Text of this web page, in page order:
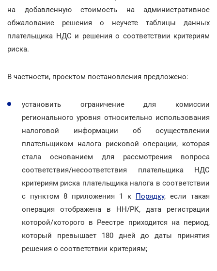
на добавленную стоимость на административное
обжалование решения о неучете таблицы данных
плательщика НДС и решения о соответствии критериям
риска.
В частности, проектом постановления предложено:
установить ограничение для комиссии
регионального уровня относительно использования
налоговой информации об осуществлении
плательщиком налога рисковой операции, которая
стала основанием для рассмотрения вопроса
соответствия/несоответствия плательщика НДС
критериям риска плательщика налога в соответствии
с пунктом 8 приложения 1 к Порядку, если такая
операция отображена в НН/РК, дата регистрации
которой/которого в Реестре приходится на период,
который превышает 180 дней до даты принятия
решения о соответствии критериям;